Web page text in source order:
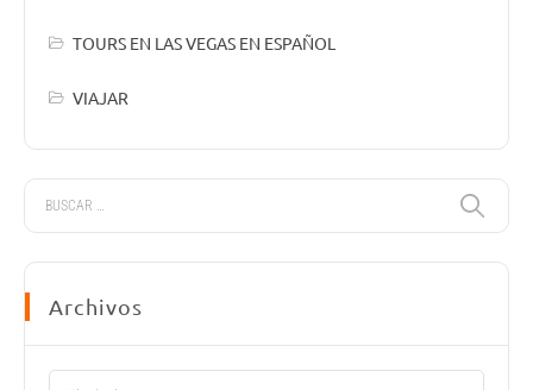
TOURS EN LAS VEGAS EN ESPAÑOL
VIAJAR
Archivos